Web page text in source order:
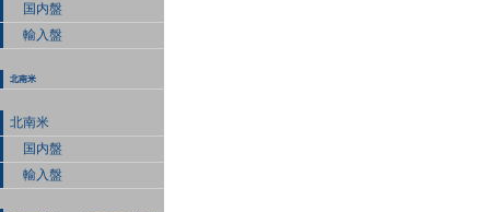
国内盤
輸入盤
北南米
北南米
国内盤
輸入盤